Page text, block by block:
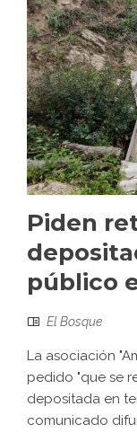
Piden
público
El Bosque
La asociación
pedido "que se
depositada en
comunicado